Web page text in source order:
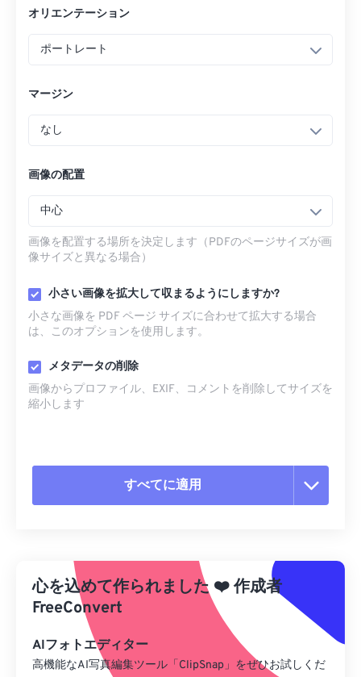
オリエンテーション
ポートレート
マージン
なし
画像の配置
中心
画像を配置する場所を決定します（PDFのページサイズが画
像サイズと異なる場合）
小さい画像を拡大して収まるようにしますか?
小さな画像を PDF ページ サイズに合わせて拡大する場合
は、このオプションを使用します。
メタデータの削除
画像からプロファイル、EXIF、コメントを削除してサイズを
縮小します
すべてに適用
プリセットから適用
プリセットとして保存
心を込めて作られました ❤️作成者
FreeConvert
AIフォトエディター
高機能なAI写真編集ツール「ClipSnap」をぜひお試しくだ